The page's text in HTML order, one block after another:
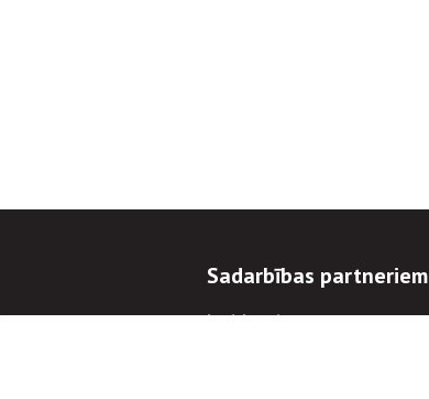
Sadarbības partneriem
Iepirkumi